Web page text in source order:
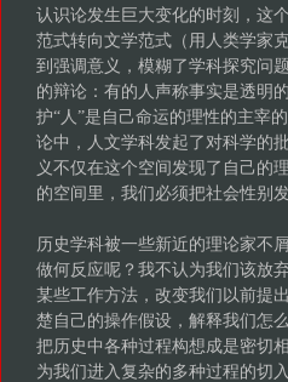
认识论发生巨大变化的时刻，这
范式转向文学范式（用人类学家
到强调意义，模糊了学科探究问
的辩论：有的人声称事实是透明
护“人”是自己命运的理性的主宰
论中，人文学科发起了对科学的
义不仅在这个空间发现了自己的
的空间里，我们必须把社会性别
历史学科被一些新近的理论家不
做何反应呢？我不认为我们该放
某些工作方法，改变我们以前提
楚自己的操作假设，解释我们怎
把历史中各种过程构想成是密切
为我们进入复杂的多种过程的切